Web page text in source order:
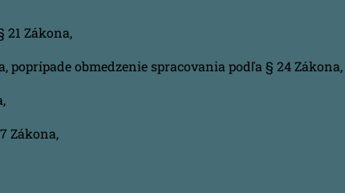
21 Zákona,
poprípade obmedzenie spracovania podľa § 24 Zákona,
Zákona,